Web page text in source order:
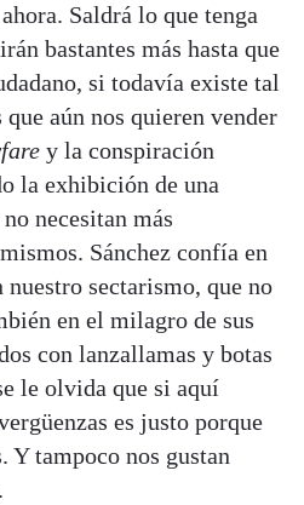
Saldrá lo que tenga
bastantes más hasta que
si todavía existe tal
aún nos quieren vender
y la conspiración
la exhibición de una
necesitan más
Sánchez confía en
nuestro sectarismo, que no
en el milagro de sus
con lanzallamas y botas
le olvida que si aquí
es justo porque
Y tampoco nos gustan